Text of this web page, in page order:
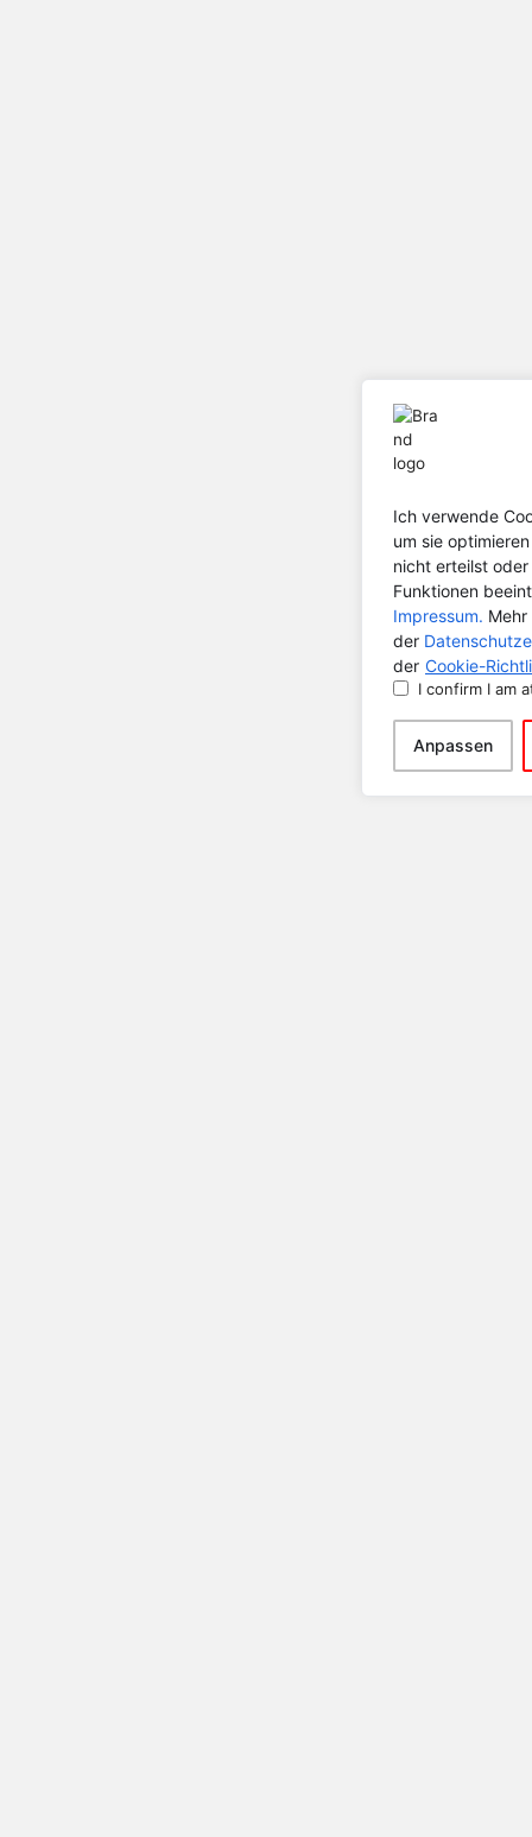
Ich verwende
um sie
nicht erteilst
Funktionen
Impressum.
der
der Cookie-
I confirm I am
Anpassen